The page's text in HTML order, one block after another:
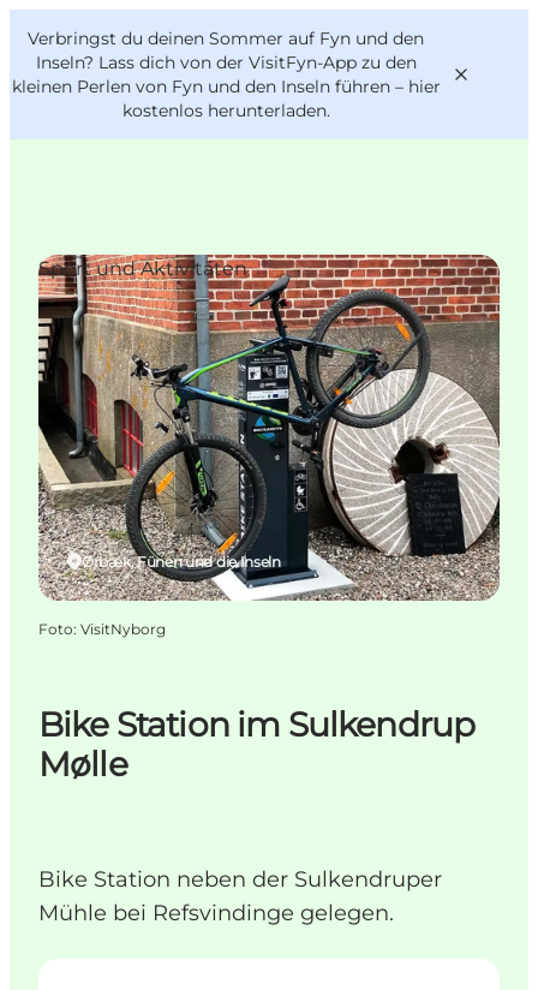
Verbringst du deinen Sommer auf Fyn und den
Inseln? Lass dich von der VisitFyn-App zu den
kleinen Perlen von Fyn und den Inseln führen – hier
kostenlos herunterladen.
Reise Ideen
Outdoor & bike
Essen & trinken
Übernachtung
VisitFyn
Deutsch
Bike Station im Sulkendrup
Mølle
Bike Station neben der Sulkendruper
Mühle bei Refsvindinge gelegen.
Ørbæk, Fünen und die Inseln
Sport und Aktivitäten
Foto: VisitNyborg